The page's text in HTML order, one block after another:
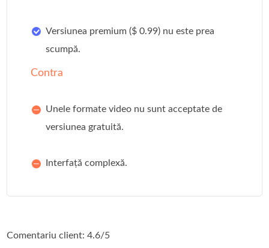
Versiunea premium ($ 0.99) nu este prea
scumpă.
Contra
Unele formate video nu sunt acceptate de
versiunea gratuită.
Interfață complexă.
Comentariu client: 4.6/5